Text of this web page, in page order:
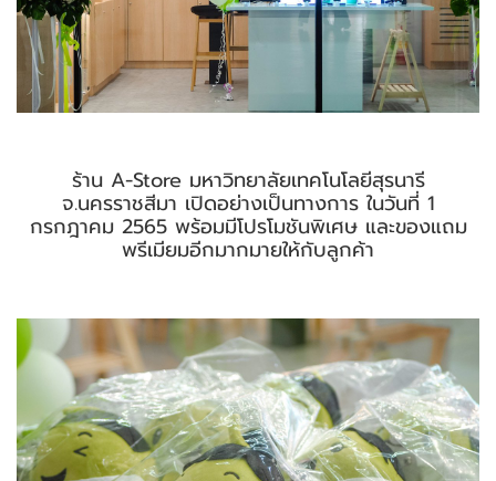
ร้าน A-Store มหาวิทยาลัยเทคโนโลยีสุรนารี
จ.นครราชสีมา เปิดอย่างเป็นทางการ ในวันที่ 1
กรกฎาคม 2565 พร้อมมีโปรโมชันพิเศษ และของแถม
พรีเมียมอีกมากมายให้กับลูกค้า